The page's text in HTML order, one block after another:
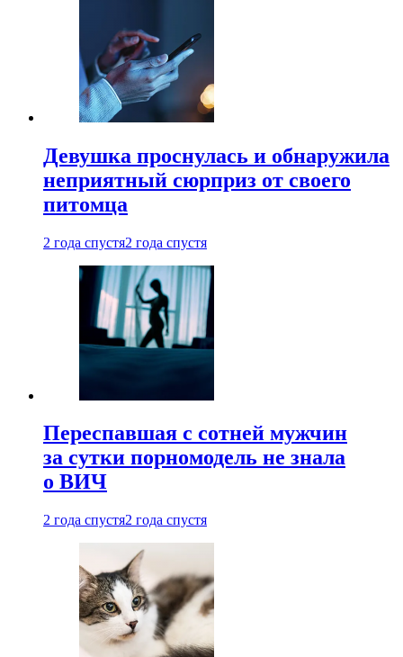
Девушка проснулась и обнаружила
неприятный сюрприз от своего
питомца
2 года спустя2 года спустя
Переспавшая с сотней мужчин
за сутки порномодель не знала
о ВИЧ
2 года спустя2 года спустя